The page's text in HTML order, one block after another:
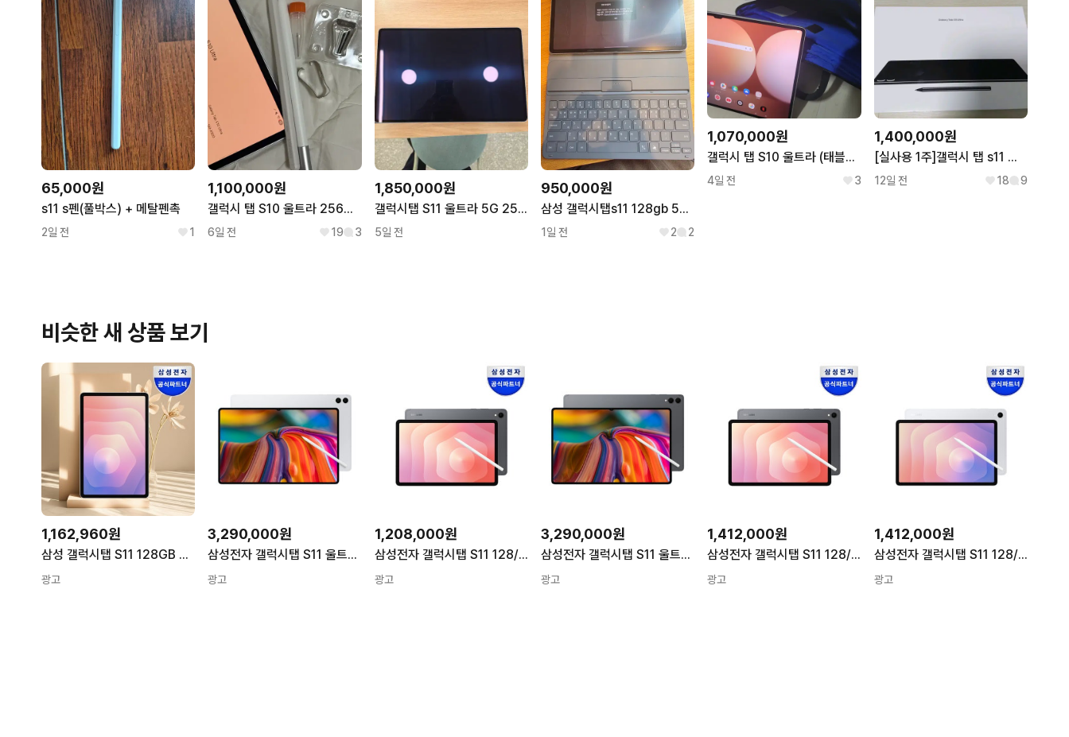
65,000원
s11 s펜(풀박스) + 메탈펜촉
2일 전 1
1,100,000원
갤럭시 탭 S10 울트라 256GB 팝니다 / 펜 두 개와 충전기 선
6일 전 19 3
1,850,000원
갤럭시탭 S11 울트라 5G 256GB 실버 A급 판매
5일 전
950,000원
삼성 갤럭시탭s11 128gb 5g 정품키보드포함
1일 전 2 2
1,070,000원
갤럭시 탭 S10 울트라 (태블릿PC & 가방 &펜)
4일 전 3
1,400,000원
[실사용 1주]갤럭시 탭 s11 울트라 256기가 wifi
12일 전 18 9
비슷한 새 상품 보기
1,162,960원
삼성 갤럭시탭 S11 128GB WIFI 태블릿PC 11.0형 그레이
광고
3,290,000원
삼성전자 갤럭시탭 S11 울트라 테블릿 PC + S팬 포함 GalaxyTab Tablet PC Wi-Fi + 셀룰러 1TB 실버
광고
1,208,000원
삼성전자 갤럭시탭 S11 128/256GB 그레이 256GB Wi-Fi
광고
3,290,000원
삼성전자 갤럭시탭 S11 울트라 5G 1TB 태블릿 PC Wi-Fi+Cellular 그레이
광고
1,412,000원
삼성전자 갤럭시탭 S11 128/256GB 그레이 256GB Wi-Fi+Cellular
광고
1,412,000원
삼성전자 갤럭시탭 S11 128/256GB 실버 256GB Wi-Fi+Cellular
광고